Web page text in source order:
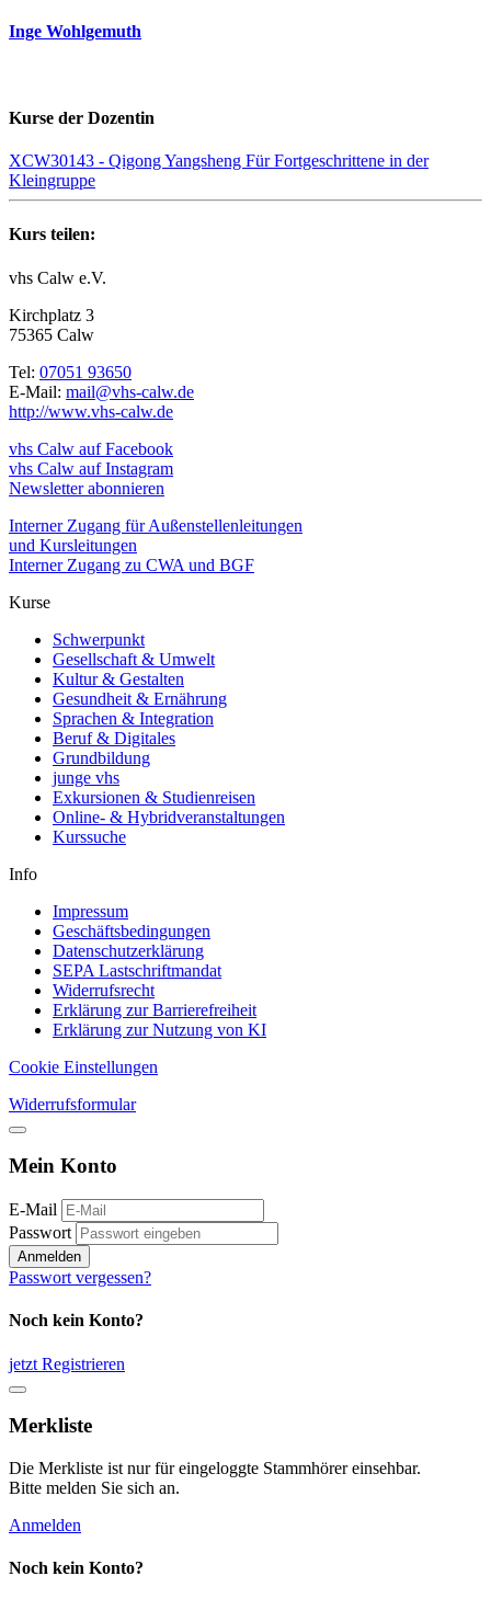
Inge Wohlgemuth
Kurse der Dozentin
XCW30143 - Qigong Yangsheng Für Fortgeschrittene in der
Kleingruppe
Kurs teilen:
vhs Calw e.V.
Kirchplatz 3
75365 Calw
Tel: 07051 93650
E-Mail: mail@vhs-calw.de
http://www.vhs-calw.de
vhs Calw auf Facebook
vhs Calw auf Instagram
Newsletter abonnieren
Interner Zugang für Außenstellenleitungen
und Kursleitungen
Interner Zugang zu CWA und BGF
Kurse
Schwerpunkt
Gesellschaft & Umwelt
Kultur & Gestalten
Gesundheit & Ernährung
Sprachen & Integration
Beruf & Digitales
Grundbildung
junge vhs
Exkursionen & Studienreisen
Online- & Hybridveranstaltungen
Kurssuche
Info
Impressum
Geschäftsbedingungen
Datenschutzerklärung
SEPA Lastschriftmandat
Widerrufsrecht
Erklärung zur Barrierefreiheit
Erklärung zur Nutzung von KI
Cookie Einstellungen
Widerrufsformular
Mein Konto
E-Mail
Passwort
Anmelden
Passwort vergessen?
Noch kein Konto?
jetzt Registrieren
Merkliste
Die Merkliste ist nur für eingeloggte Stammhörer einsehbar.
Bitte melden Sie sich an.
Anmelden
Noch kein Konto?